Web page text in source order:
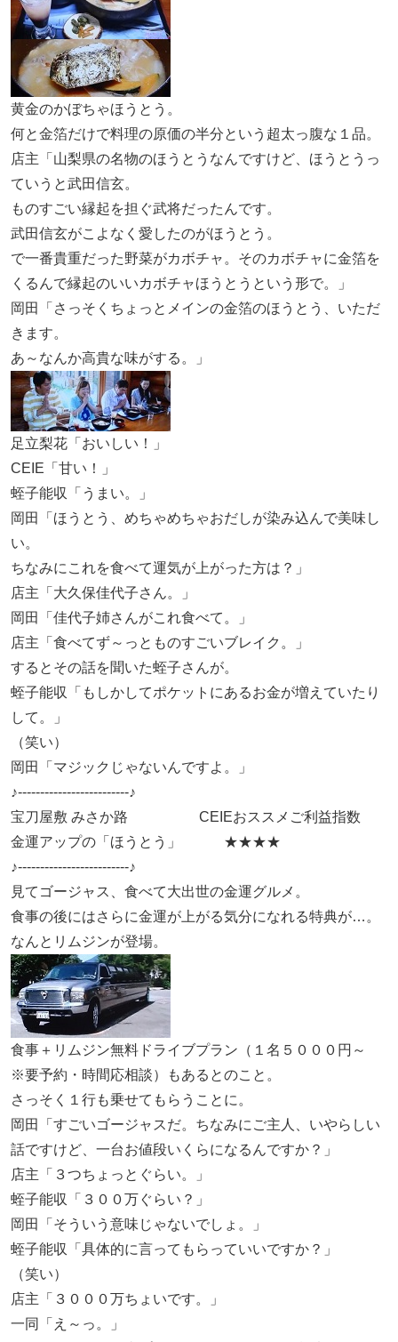
黄金のかぼちゃほうとう。
何と金箔だけで料理の原価の半分という超太っ腹な１品。
店主「山梨県の名物のほうとうなんですけど、ほうとうっ
ていうと武田信玄。
ものすごい縁起を担ぐ武将だったんです。
武田信玄がこよなく愛したのがほうとう。
で一番貴重だった野菜がカボチャ。そのカボチャに金箔を
くるんで縁起のいいカボチャほうとうという形で。」
岡田「さっそくちょっとメインの金箔のほうとう、いただ
きます。
あ～なんか高貴な味がする。」
足立梨花「おいしい！」
CEIE「甘い！」
蛭子能収「うまい。」
岡田「ほうとう、めちゃめちゃおだしが染み込んで美味し
い。
ちなみにこれを食べて運気が上がった方は？」
店主「大久保佳代子さん。」
岡田「佳代子姉さんがこれ食べて。」
店主「食べてず～っとものすごいブレイク。」
するとその話を聞いた蛭子さんが。
蛭子能収「もしかしてポケットにあるお金が増えていたり
して。」
（笑い）
岡田「マジックじゃないんですよ。」
♪-------------------------♪
宝刀屋敷 みさか路 CEIEおススメご利益指数
金運アップの「ほうとう」 ★★★★
♪-------------------------♪
見てゴージャス、食べて大出世の金運グルメ。
食事の後にはさらに金運が上がる気分になれる特典が…。
なんとリムジンが登場。
食事＋リムジン無料ドライブプラン（１名５０００円～
※要予約・時間応相談）もあるとのこと。
さっそく１行も乗せてもらうことに。
岡田「すごいゴージャスだ。ちなみにご主人、いやらしい
話ですけど、一台お値段いくらになるんですか？」
店主「３つちょっとぐらい。」
蛭子能収「３００万ぐらい？」
岡田「そういう意味じゃないでしょ。」
蛭子能収「具体的に言ってもらっていいですか？」
（笑い）
店主「３０００万ちょいです。」
一同「え～っ。」